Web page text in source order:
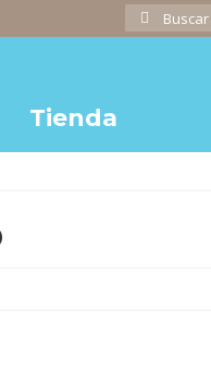
Buscar
por:
Tienda